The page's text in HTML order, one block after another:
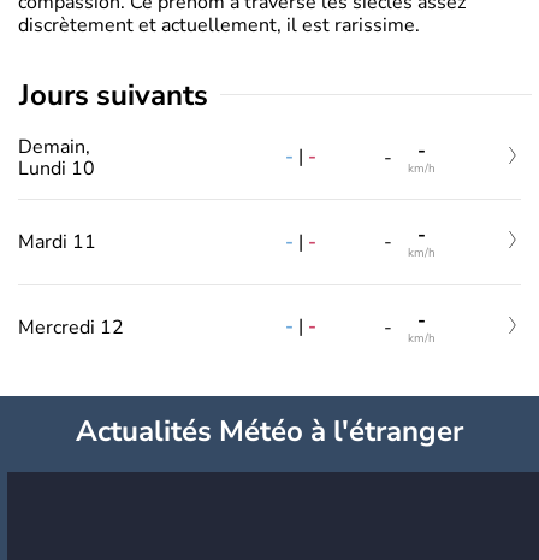
discrètement et actuellement, il est rarissime.
jours suivants
Demain,
Lundi 10
- | - - -
km/h
Mardi 11 - | - - -
km/h
Mercredi 12 - | - - -
km/h
Actualités Météo à l'étranger